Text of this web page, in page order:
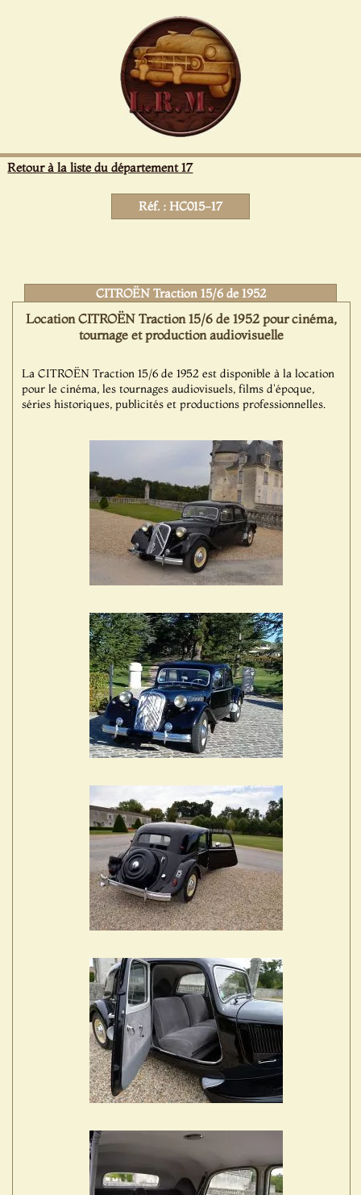
Retour à la liste du département 17
Réf. : HC015-17
CITROËN Traction 15/6 de 1952
Location CITROËN Traction 15/6 de 1952 pour cinéma,
tournage et production audiovisuelle
La CITROËN Traction 15/6 de 1952 est disponible à la location
pour le cinéma, les tournages audiovisuels, films d'époque,
séries historiques, publicités et productions professionnelles.